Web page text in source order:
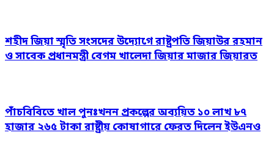
শহীদ জিয়া স্মৃতি সংসদের উদ্যোগে রাষ্ট্রপতি জিয়াউর রহমান
ও সাবেক প্রধানমন্ত্রী বেগম খালেদা জিয়ার মাজার জিয়ারত
পাঁচবিবিতে খাল পুনঃখনন প্রকল্পের অব্যয়িত ১০ লাখ ৮৭
হাজার ২৬৫ টাকা রাষ্ট্রীয় কোষাগারে ফেরত দিলেন ইউএনও